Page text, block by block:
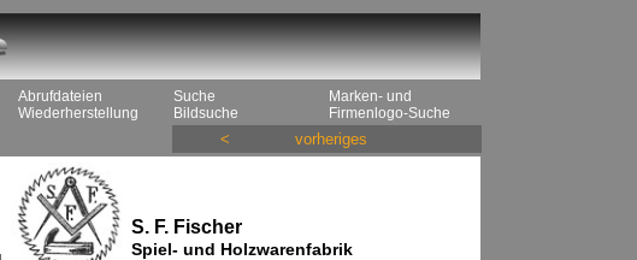
Abrufdateien
Wiederherstellung
Suche
Bildsuche
Marken- und
Firmenlogo-Suche
< vorheriges
S. F. Fischer
Spiel- und Holzwarenfabrik